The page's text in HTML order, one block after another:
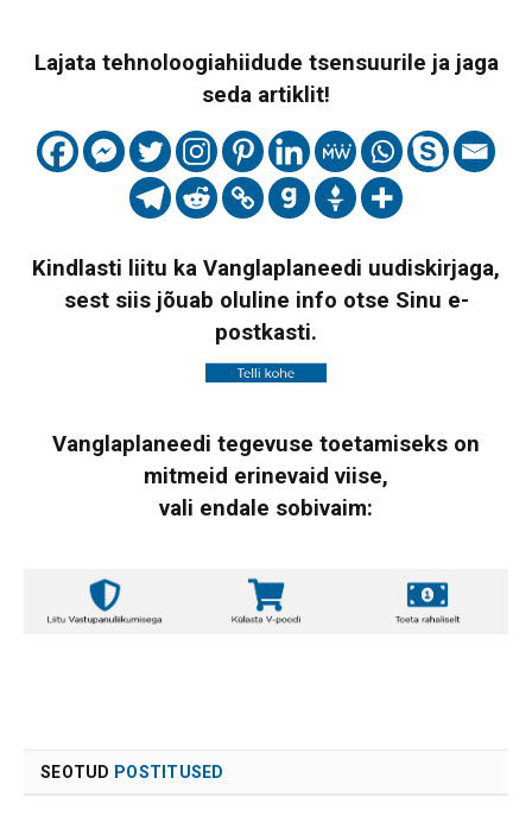
Lajata tehnoloogiahiidude tsensuurile ja jaga
seda artiklit!
Kindlasti liitu ka Vanglaplaneedi uudiskirjaga,
sest siis jõuab oluline info otse Sinu e-
postkasti.
Vanglaplaneedi tegevuse toetamiseks on
mitmeid erinevaid viise,
vali endale sobivaim:
SEOTUD POSTITUSED